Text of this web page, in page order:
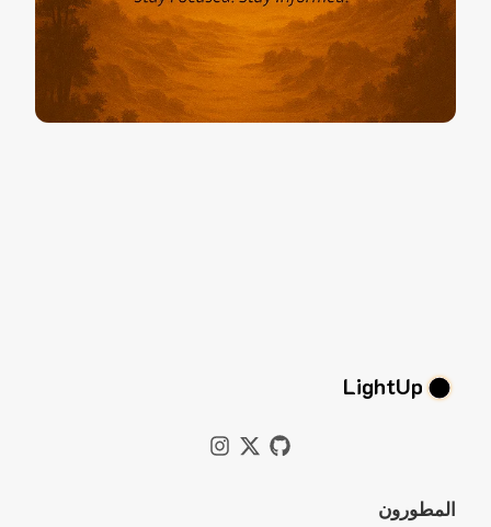
LightUp
المطورون